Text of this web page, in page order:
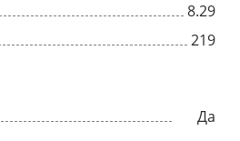
8.29
219
Да